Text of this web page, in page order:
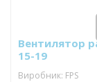
Вентилятор
15-19
Виробник: FPS